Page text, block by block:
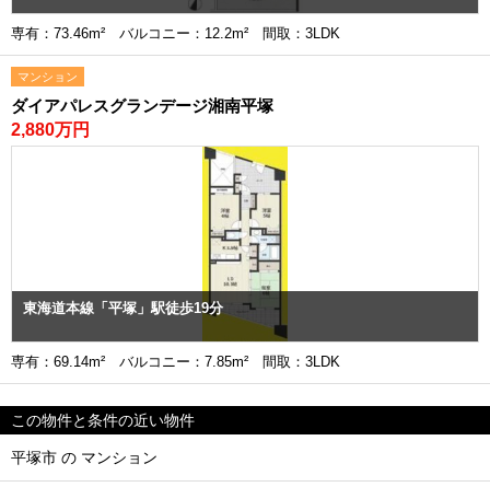
専有：73.46m² バルコニー：12.2m² 間取：3LDK
マンション
ダイアパレスグランデージ湘南平塚
2,880万円
東海道本線「平塚」駅徒歩19分
専有：69.14m² バルコニー：7.85m² 間取：3LDK
この物件と条件の近い物件
平塚市 の マンション